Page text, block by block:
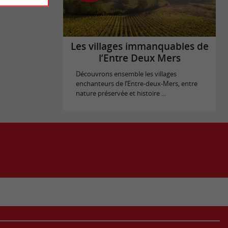
Les villages immanquables de
l’Entre Deux Mers
Découvrons ensemble les villages
enchanteurs de l’Entre-deux-Mers, entre
nature préservée et histoire ...